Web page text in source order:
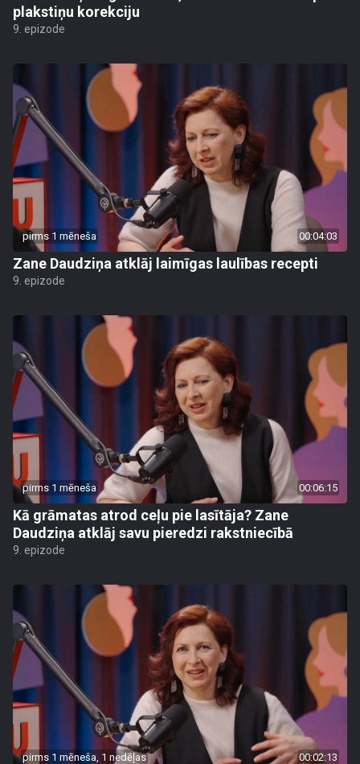
plakstiņu korekciju
9. epizode
pirms 1 mēneša 00:04:03
Zane Daudziņa atklāj laimīgas laulības recepti
9. epizode
pirms 1 mēneša 00:06:15
Kā grāmatas atrod ceļu pie lasītāja? Zane
Daudziņa atklāj savu pieredzi rakstniecībā
9. epizode
pirms 1 mēneša, 1 nedēļas 00:02:13